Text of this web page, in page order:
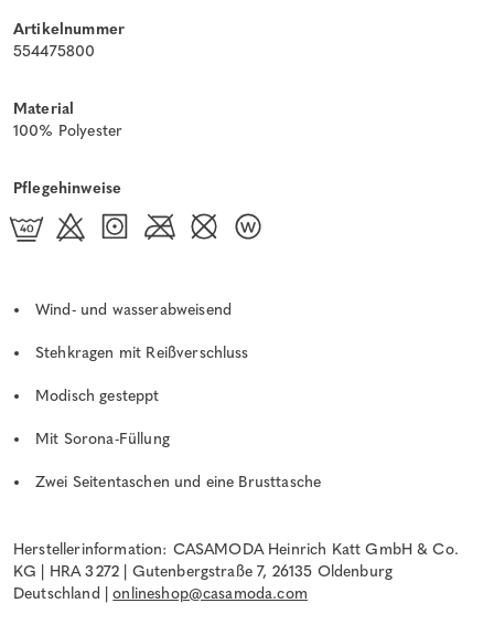
Artikelnummer
554475800
Material
100% Polyester
Pflegehinweise
Wind- und wasserabweisend
Stehkragen mit Reißverschluss
Modisch gesteppt
Mit Sorona-Füllung
Zwei Seitentaschen und eine Brusttasche
Herstellerinformation: CASAMODA Heinrich Katt GmbH & Co.
KG | HRA 3272 | Gutenbergstraße 7, 26135 Oldenburg
Deutschland |onlineshop@casamoda.com